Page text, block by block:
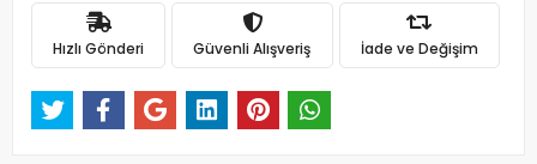
Hızlı Gönderi Güvenli Alışveriş İade ve Değişim